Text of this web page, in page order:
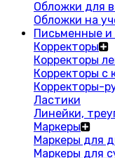
Обложки для
Обложки на
Письменные
Корректоры
Корректоры
Корректоры с
Корректоры-
Ластики
Линейки,
Маркеры
Маркеры для
Маркеры для